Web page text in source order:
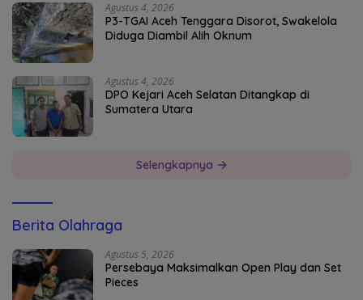
Agustus 4, 2026
P3-TGAI Aceh Tenggara Disorot, Swakelola
Diduga Diambil Alih Oknum
Agustus 4, 2026
DPO Kejari Aceh Selatan Ditangkap di
Sumatera Utara
Selengkapnya
Berita Olahraga
Agustus 5, 2026
Persebaya Maksimalkan Open Play dan Set
Pieces